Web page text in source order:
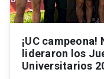
¡UC
lideraron los
Universitarios